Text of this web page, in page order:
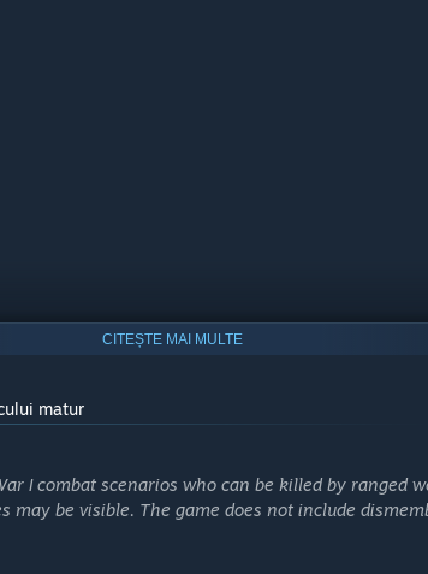
CITEȘTE MAI MULTE
matur
I combat scenarios who can be killed by ranged
may be visible. The game does not include